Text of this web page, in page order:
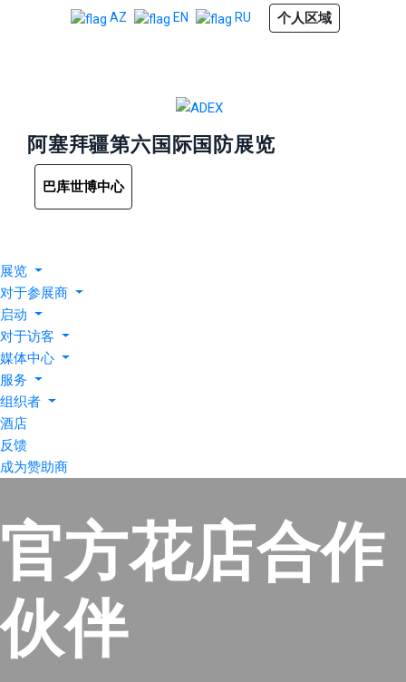
AZ EN RU 个人区域
阿塞拜疆第六国际国防展览
巴库世博中心
展览
对于参展商
启动
对于访客
媒体中心
服务
组织者
酒店
反馈
成为赞助商
官方花店合作
伙伴